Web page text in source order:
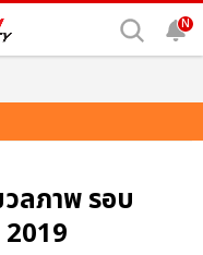
N
ลภาพ รอบ